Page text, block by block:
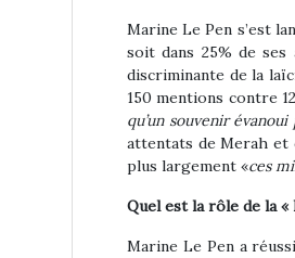
Marine Le Pen s’est
soit dans 25% de
discriminante de la
150 mentions contre
qu’un souvenir
attentats de Merah et
plus largement «ces
Quel est la rôle de la «
Marine Le Pen a